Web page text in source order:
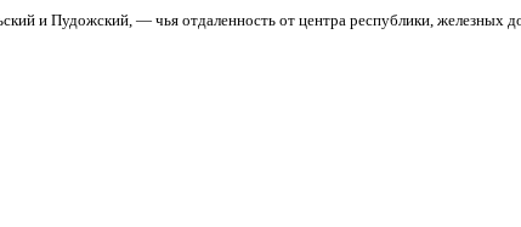
и Пудожский, — чья отдаленность от центра республики, железных